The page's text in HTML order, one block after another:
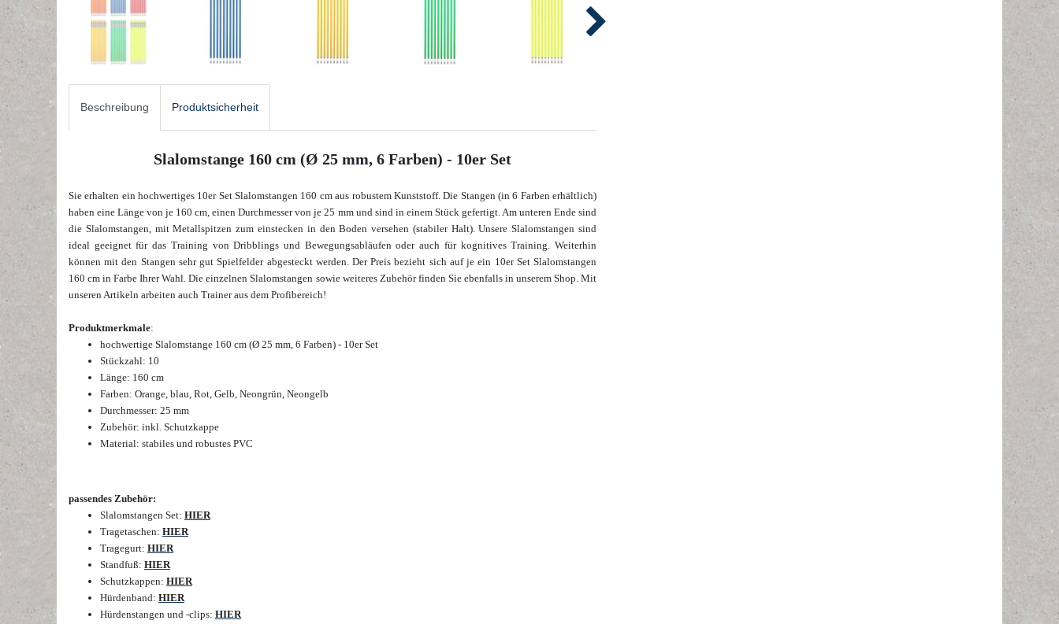
Beschreibung Produktsicherheit
Slalomstange 160 cm (Ø 25 mm, 6 Farben) - 10er Set
Sie erhalten ein hochwertiges 10er Set Slalomstangen 160 cm aus robustem Kunststoff. Die Stangen (in 6 Farben erhältlich)
haben eine Länge von je 160 cm, einen Durchmesser von je 25 mm und sind in einem Stück gefertigt. Am unteren Ende sind
die Slalomstangen, mit Metallspitzen zum einstecken in den Boden versehen (stabiler Halt). Unsere Slalomstangen sind
ideal geeignet für das Training von Dribblings und Bewegungsabläufen oder auch für kognitives Training. Weiterhin
können mit den Stangen sehr gut Spielfelder abgesteckt werden. Der Preis bezieht sich auf je ein 10er Set Slalomstangen
160 cm in Farbe Ihrer Wahl. Die einzelnen Slalomstangen sowie weiteres Zubehör finden Sie ebenfalls in unserem Shop. Mit
unseren Artikeln arbeiten auch Trainer aus dem Profibereich!
Produktmerkmale:
hochwertige Slalomstange 160 cm (Ø 25 mm, 6 Farben) - 10er Set
Stückzahl: 10
Länge: 160 cm
Farben: Orange, blau, Rot, Gelb, Neongrün, Neongelb
Durchmesser: 25 mm
Zubehör: inkl. Schutzkappe
Material: stabiles und robustes PVC
passendes Zubehör:
Slalomstangen Set: HIER
Tragetaschen: HIER
Tragegurt: HIER
Standfuß: HIER
Schutzkappen: HIER
Hürdenband: HIER
Hürdenstangen und -clips: HIER